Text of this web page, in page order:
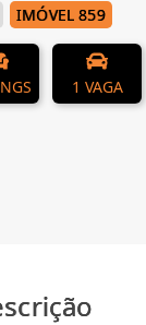
IMÓVEL 859
1 VAGA